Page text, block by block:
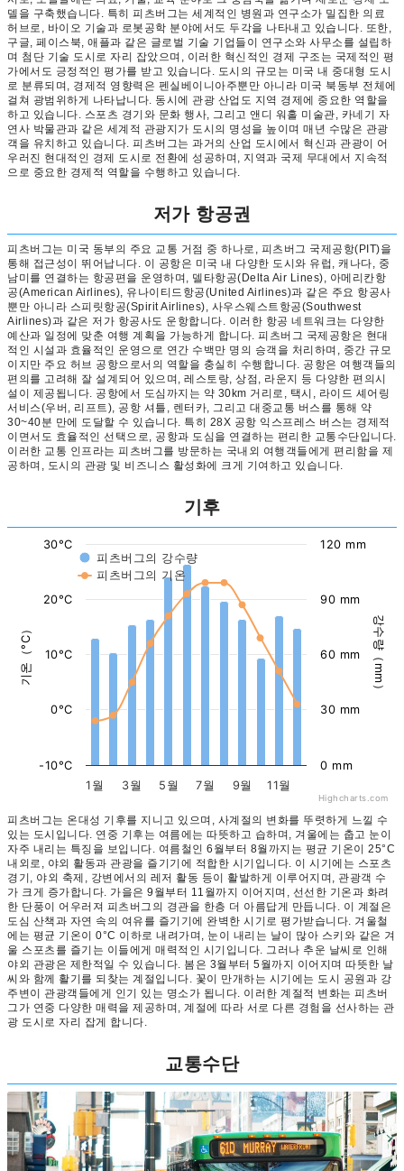
델을 구축했습니다. 특히 피츠버그는 세계적인 병원과 연구소가 밀집한 의료
허브로, 바이오 기술과 로봇공학 분야에서도 두각을 나타내고 있습니다. 또한,
구글, 페이스북, 애플과 같은 글로벌 기술 기업들이 연구소와 사무소를 설립하
며 첨단 기술 도시로 자리 잡았으며, 이러한 혁신적인 경제 구조는 국제적인 평
가에서도 긍정적인 평가를 받고 있습니다. 도시의 규모는 미국 내 중대형 도시
로 분류되며, 경제적 영향력은 펜실베이니아주뿐만 아니라 미국 북동부 전체에
걸쳐 광범위하게 나타납니다. 동시에 관광 산업도 지역 경제에 중요한 역할을
하고 있습니다. 스포츠 경기와 문화 행사, 그리고 앤디 워홀 미술관, 카네기 자
연사 박물관과 같은 세계적 관광지가 도시의 명성을 높이며 매년 수많은 관광
객을 유치하고 있습니다. 피츠버그는 과거의 산업 도시에서 혁신과 관광이 어
우러진 현대적인 경제 도시로 전환에 성공하며, 지역과 국제 무대에서 지속적
으로 중요한 경제적 역할을 수행하고 있습니다.
저가 항공권
피츠버그는 미국 동부의 주요 교통 거점 중 하나로, 피츠버그 국제공항(PIT)을
통해 접근성이 뛰어납니다. 이 공항은 미국 내 다양한 도시와 유럽, 캐나다, 중
남미를 연결하는 항공편을 운영하며, 델타항공(Delta Air Lines), 아메리칸항
공(American Airlines), 유나이티드항공(United Airlines)과 같은 주요 항공사
뿐만 아니라 스피릿항공(Spirit Airlines), 사우스웨스트항공(Southwest
Airlines)과 같은 저가 항공사도 운항합니다. 이러한 항공 네트워크는 다양한
예산과 일정에 맞춘 여행 계획을 가능하게 합니다. 피츠버그 국제공항은 현대
적인 시설과 효율적인 운영으로 연간 수백만 명의 승객을 처리하며, 중간 규모
이지만 주요 허브 공항으로서의 역할을 충실히 수행합니다. 공항은 여행객들의
편의를 고려해 잘 설계되어 있으며, 레스토랑, 상점, 라운지 등 다양한 편의시
설이 제공됩니다. 공항에서 도심까지는 약 30km 거리로, 택시, 라이드 셰어링
서비스(우버, 리프트), 공항 셔틀, 렌터카, 그리고 대중교통 버스를 통해 약
30~40분 만에 도달할 수 있습니다. 특히 28X 공항 익스프레스 버스는 경제적
이면서도 효율적인 선택으로, 공항과 도심을 연결하는 편리한 교통수단입니다.
이러한 교통 인프라는 피츠버그를 방문하는 국내외 여행객들에게 편리함을 제
공하며, 도시의 관광 및 비즈니스 활성화에 크게 기여하고 있습니다.
기후
기온（°C） 강수량（mm）
피츠버그의 강수량
피츠버그의 기온
1월 3월 5월 7월 9월 11월
-10°C
0°C
10°C
20°C
30°C
0 mm
30 mm
60 mm
90 mm
120 mm
Highcharts.com
피츠버그는 온대성 기후를 지니고 있으며, 사계절의 변화를 뚜렷하게 느낄 수
있는 도시입니다. 연중 기후는 여름에는 따뜻하고 습하며, 겨울에는 춥고 눈이
자주 내리는 특징을 보입니다. 여름철인 6월부터 8월까지는 평균 기온이 25°C
내외로, 야외 활동과 관광을 즐기기에 적합한 시기입니다. 이 시기에는 스포츠
경기, 야외 축제, 강변에서의 레저 활동 등이 활발하게 이루어지며, 관광객 수
가 크게 증가합니다. 가을은 9월부터 11월까지 이어지며, 선선한 기온과 화려
한 단풍이 어우러져 피츠버그의 경관을 한층 더 아름답게 만듭니다. 이 계절은
도심 산책과 자연 속의 여유를 즐기기에 완벽한 시기로 평가받습니다. 겨울철
에는 평균 기온이 0°C 이하로 내려가며, 눈이 내리는 날이 많아 스키와 같은 겨
울 스포츠를 즐기는 이들에게 매력적인 시기입니다. 그러나 추운 날씨로 인해
야외 관광은 제한적일 수 있습니다. 봄은 3월부터 5월까지 이어지며 따뜻한 날
씨와 함께 활기를 되찾는 계절입니다. 꽃이 만개하는 시기에는 도시 공원과 강
주변이 관광객들에게 인기 있는 명소가 됩니다. 이러한 계절적 변화는 피츠버
그가 연중 다양한 매력을 제공하며, 계절에 따라 서로 다른 경험을 선사하는 관
광 도시로 자리 잡게 합니다.
교통수단